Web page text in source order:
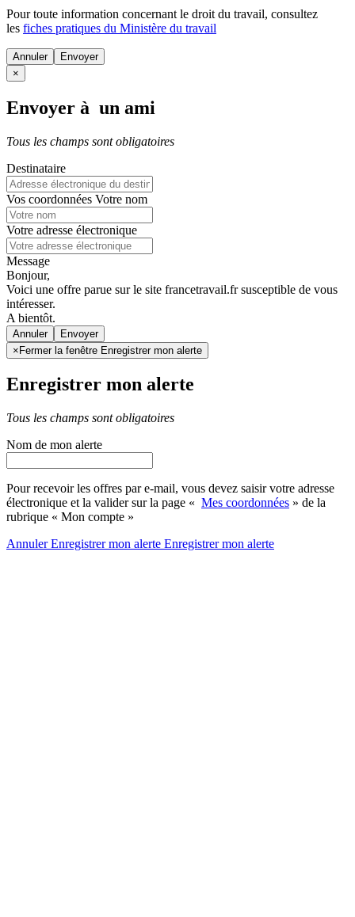
Pour toute information concernant le droit du travail, consultez
les fiches pratiques du Ministère du travail
Annuler
×
Envoyer à un ami
Tous les champs sont obligatoires
Destinataire
Vos coordonnées Votre nom
Votre adresse électronique
Message
Bonjour,
Voici une offre parue sur le site francetravail.fr susceptible de vous
intéresser.
A bientôt.
Annuler
×Fermer la fenêtre Enregistrer mon alerte
Enregistrer mon alerte
Tous les champs sont obligatoires
Nom de mon alerte
Pour recevoir les offres par e-mail, vous devez saisir votre adresse
électronique et la valider sur la page « Mes coordonnées » de la
rubrique « Mon compte »
AnnulerEnregistrer mon alerte Enregistrermon alerte